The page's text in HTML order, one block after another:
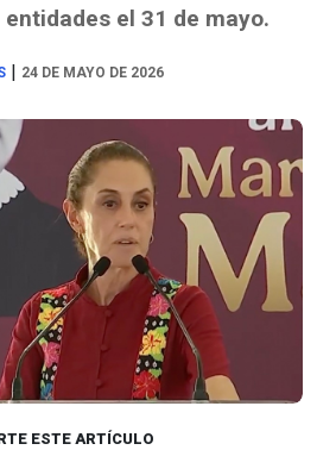
el 31 de mayo.
| 24 DE MAYO DE 2026
ESTE ARTÍCULO